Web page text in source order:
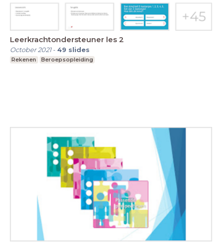
Leerkrachtondersteuner les 2
October 2021- 49 slides
Rekenen Beroepsopleiding